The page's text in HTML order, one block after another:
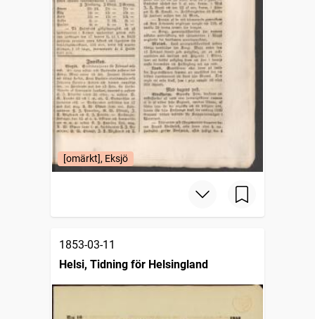
[omärkt], Eksjö
1853-03-11
Helsi, Tidning för Helsingland